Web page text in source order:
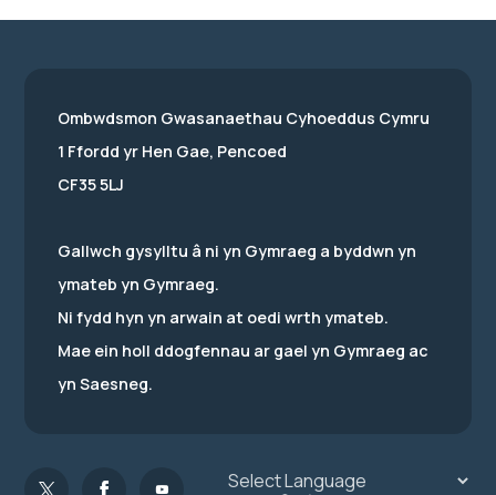
Ombwdsmon Gwasanaethau Cyhoeddus Cymru
1 Ffordd yr Hen Gae, Pencoed
CF35 5LJ
Gallwch gysylltu â ni yn Gymraeg a byddwn yn
ymateb yn Gymraeg.
Ni fydd hyn yn arwain at oedi wrth ymateb.
Mae ein holl ddogfennau ar gael yn Gymraeg ac
yn Saesneg.